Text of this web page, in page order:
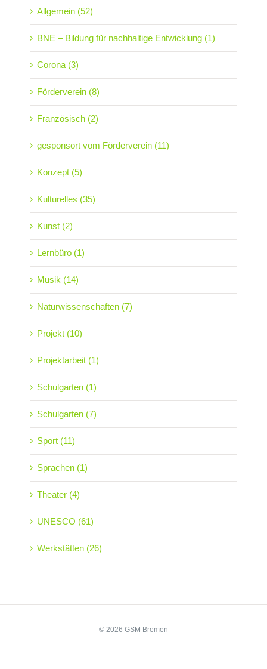
Allgemein (52)
BNE – Bildung für nachhaltige Entwicklung (1)
Corona (3)
Förderverein (8)
Französisch (2)
gesponsort vom Förderverein (11)
Konzept (5)
Kulturelles (35)
Kunst (2)
Lernbüro (1)
Musik (14)
Naturwissenschaften (7)
Projekt (10)
Projektarbeit (1)
Schulgarten (1)
Schulgarten (7)
Sport (11)
Sprachen (1)
Theater (4)
UNESCO (61)
Werkstätten (26)
© 2026 GSM Bremen